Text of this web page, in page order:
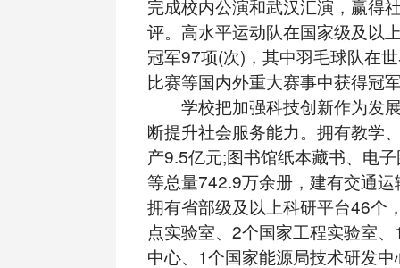
完成校内公演和武汉汇演，赢得
评。高水平运动队在国家级及以
冠军97项(次)，其中羽毛球队在
比赛等国内外重大赛事中获得冠
学校把加强科技创新作为发
断提升社会服务能力。拥有教学
产9.5亿元;图书馆纸本藏书、电
等总量742.9万余册，建有交通
拥有省部级及以上科研平台46个
点实验室、2个国家工程实验室
中心、1个国家能源局技术研发